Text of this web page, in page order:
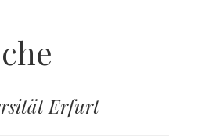
Erfurt